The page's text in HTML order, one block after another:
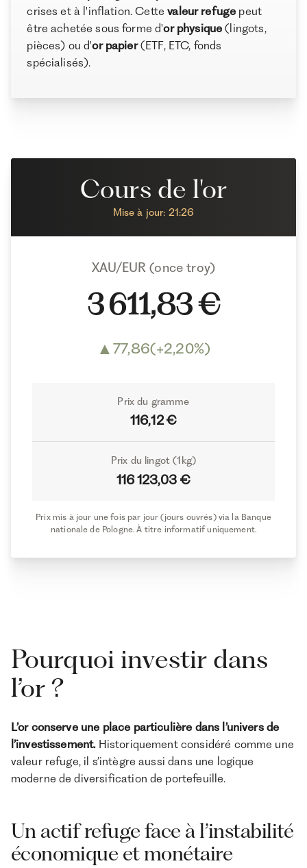
terme
Les pièges à éviter quand on veut investir son argent
dans l’or
À propos de Ramify
crises et à l'inflation. Cettevaleur refuge peut
être achetée sous forme d'or physique (lingots,
pièces) ou d'or papier(ETF, ETC, fonds
spécialisés).
Cours de l'or
Mise à jour: 21:26
XAU/EUR (once troy)
3 611,83 €
▲77,86(+2,20%)
Prix du gramme
116,12 €
Prix du lingot (1kg)
116 123,03 €
Prix mis à jour une fois par jour (jours ouvrés) via la Banque
nationale de Pologne. À titre informatif uniquement.
Pourquoi investir dans
l’or ?
L’or conserve une place particulière dans l’univers de
l’investissement. Historiquement considéré comme une
valeur refuge, il s’intègre aussi dans une logique
moderne de diversification de portefeuille.
Un actif refuge face à l’instabilité
économique et monétaire